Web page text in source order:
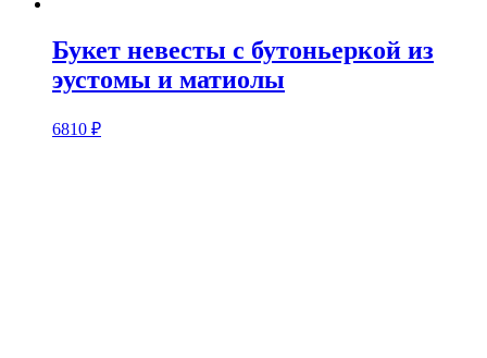
Букет невесты с бутоньеркой из
эустомы и матиолы
6810 ₽